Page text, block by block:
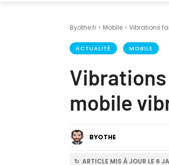
Byothe.fr Mobile Vibrations
ACTUALITÉ MOBILE
mobile
BYOTHE
↻ ARTICLE MIS À JOUR LE 6